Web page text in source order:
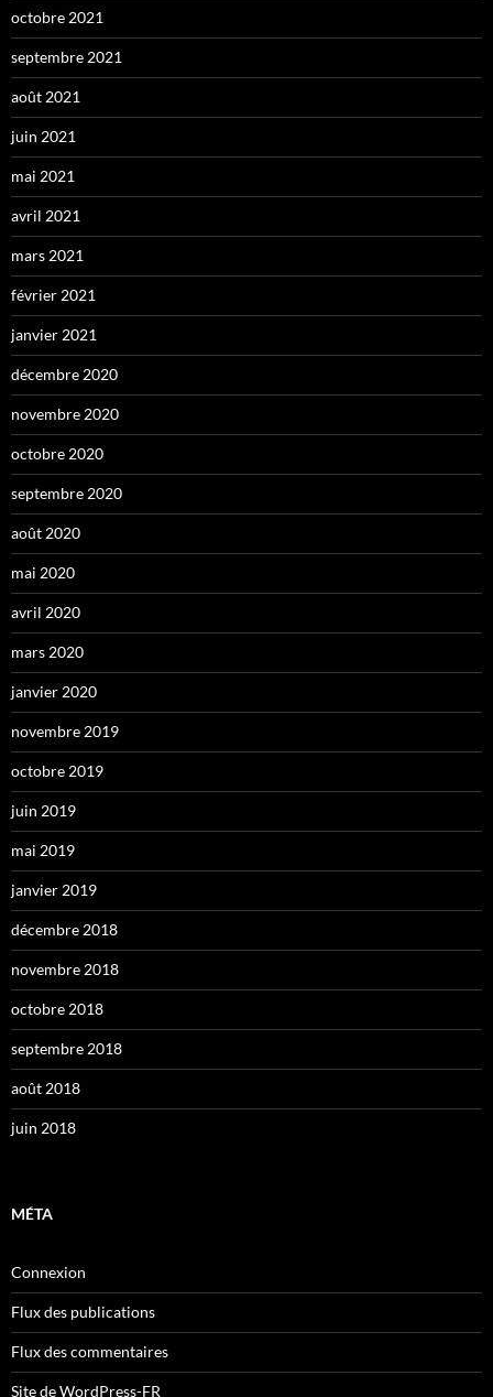
octobre 2021
septembre 2021
août 2021
juin 2021
mai 2021
avril 2021
mars 2021
février 2021
janvier 2021
décembre 2020
novembre 2020
octobre 2020
septembre 2020
août 2020
mai 2020
avril 2020
mars 2020
janvier 2020
novembre 2019
octobre 2019
juin 2019
mai 2019
janvier 2019
décembre 2018
novembre 2018
octobre 2018
septembre 2018
août 2018
juin 2018
MÉTA
Connexion
Flux des publications
Flux des commentaires
Site de WordPress-FR